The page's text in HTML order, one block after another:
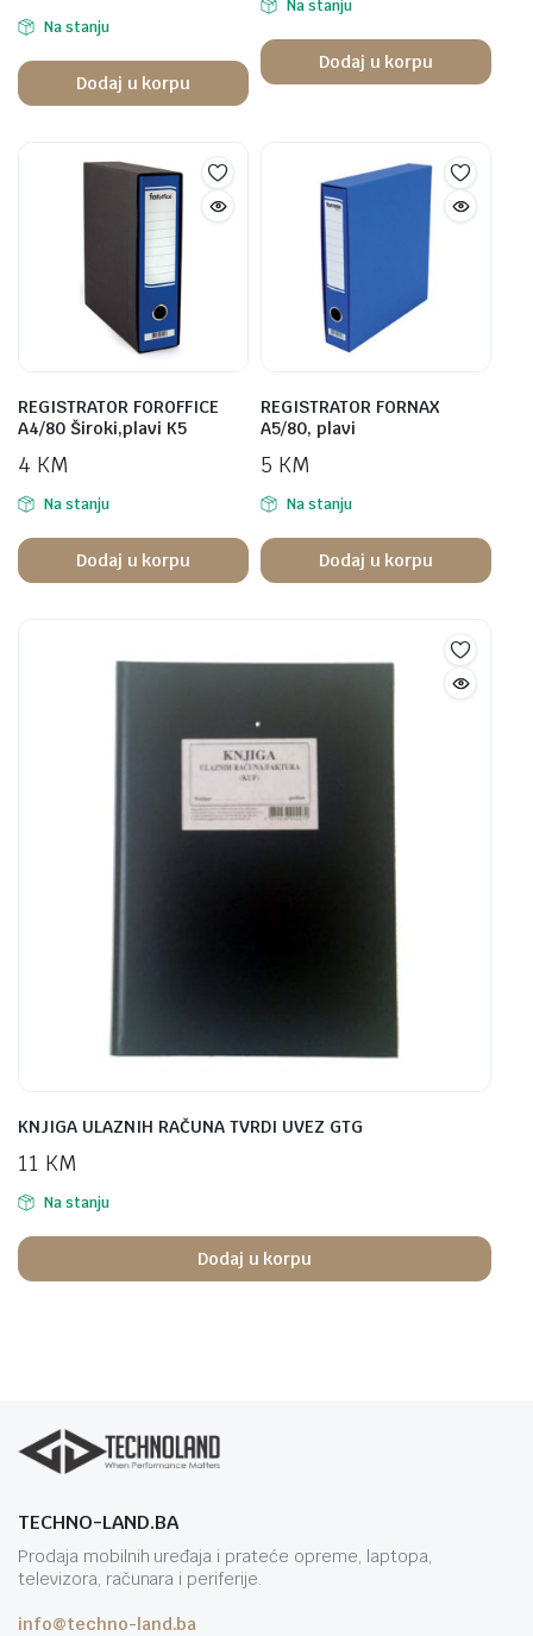
Na stanju
Dodaj u korpu
Na stanju
Dodaj u korpu
REGISTRATOR FOROFFICE
A4/80 Široki,plavi K5
4 KM
Na stanju
Dodaj u korpu
REGISTRATOR FORNAX
A5/80, plavi
5 KM
Na stanju
Dodaj u korpu
KNJIGA ULAZNIH RAČUNA TVRDI UVEZ GTG
11 KM
Na stanju
Dodaj u korpu
TECHNO-LAND.BA
Prodaja mobilnih uređaja i prateće opreme, laptopa,
televizora, računara i periferije.
info@techno-land.ba